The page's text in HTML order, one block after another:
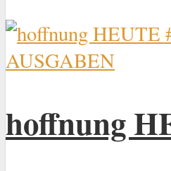
AUSGABEN
hoffnung